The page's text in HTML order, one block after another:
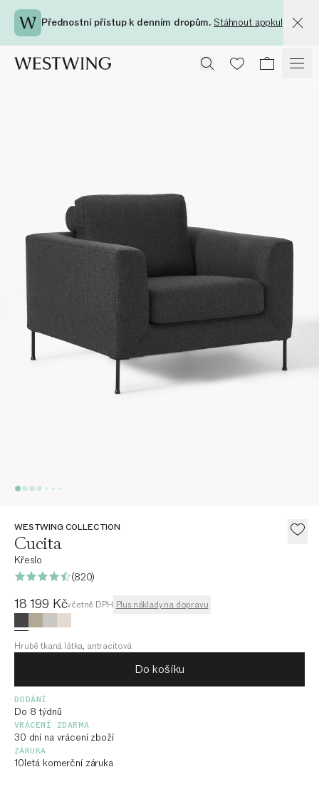
Přednostní přístup k denním dropům. Stáhnout appku!
WESTWING COLLECTION
Cucita
Křeslo
(820)
Aktuální cena
18 199 Kčvčetně DPH Plus náklady na dopravu
Hrubě tkaná látka, antracitová
Do košíku
DODÁNÍ
Do 8 týdnů
VRÁCENÍ ZDARMA
30 dní na vrácení zboží
ZÁRUKA
10letá komerční záruka